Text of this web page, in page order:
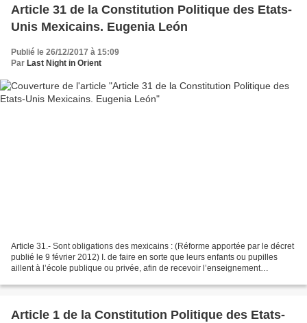
Article 31 de la Constitution Politique des Etats-
Unis Mexicains. Eugenia León
Publié le 26/12/2017 à 15:09
Par Last Night in Orient
Article 31.- Sont obligations des mexicains : (Réforme apportée par le décret
publié le 9 février 2012) I. de faire en sorte que leurs enfants ou pupilles
aillent à l’école publique ou privée, afin de recevoir l’enseignement
Article 1 de la Constitution Politique des Etats-